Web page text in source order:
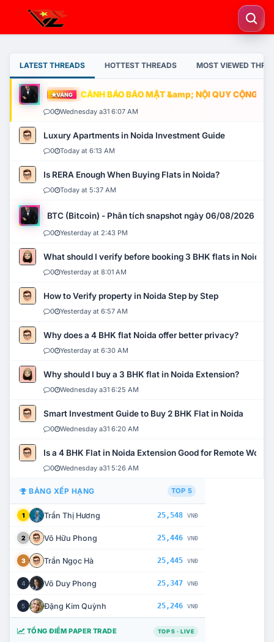
LATEST THREADS HOTTEST THREADS MOST VIEWED
VÀNG CẢNH BÁO BẢO MẬT &amp; NỘI QUY CỘNG
0 Wednesday a31 6:07 AM
Luxury Apartments in Noida Investment Guide
0 Today at 6:13 AM
Is RERA Enough When Buying Flats in Noida?
0 Today at 5:37 AM
BTC (Bitcoin) - Phân tích snapshot ngày 06/08/2026
0 Yesterday at 2:43 PM
What should I verify before booking 3 BHK flats in Noida?
0 Yesterday at 8:01 AM
How to Verify property in Noida Step by Step
0 Yesterday at 6:57 AM
Why does a 4 BHK flat Noida offer better privacy?
0 Yesterday at 6:30 AM
Why should I buy a 3 BHK flat in Noida Extension?
0 Wednesday a31 6:25 AM
Smart Investment Guide to Buy 2 BHK Flat in Noida
0 Wednesday a31 6:20 AM
Is a 4 BHK Flat in Noida Extension Good for Remote Work?
0 Wednesday a31 5:26 AM
BẢNG XẾP HẠNG TOP 5
1 Trần Thị Hương 25,548 VNĐ
2 Võ Hữu Phong 25,446 VNĐ
3 Trần Ngọc Hà 25,445 VNĐ
4 Võ Duy Phong 25,347 VNĐ
5 Đặng Kim Quỳnh 25,246 VNĐ
TỔNG ĐIỂM PAPER TRADE TOP 5 · LIVE